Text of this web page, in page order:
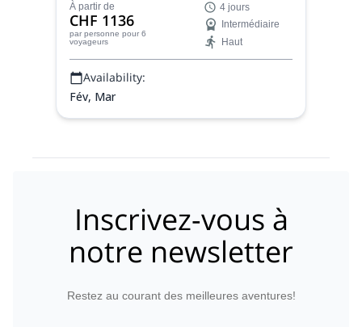
Val d'Annivier. Ouvert aux experts et aux
débutants !
À partir de
CHF 1136
par personne pour 6
voyageurs
4 jours
Intermédiaire
Haut
Availability:
Fév, Mar
Inscrivez-vous à
notre newsletter
Restez au courant des meilleures aventures!